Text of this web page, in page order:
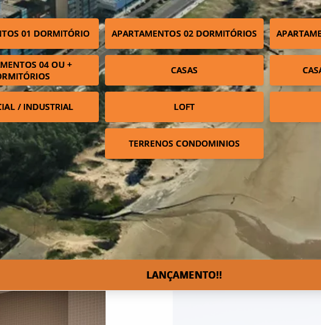
01 DORMITÓRIO APARTAMENTOS 02 DORMITÓRIOS
04 OU +
CASAS
/ INDUSTRIAL LOFT
TERRENOS CONDOMINIOS
LANÇAMENTO!!